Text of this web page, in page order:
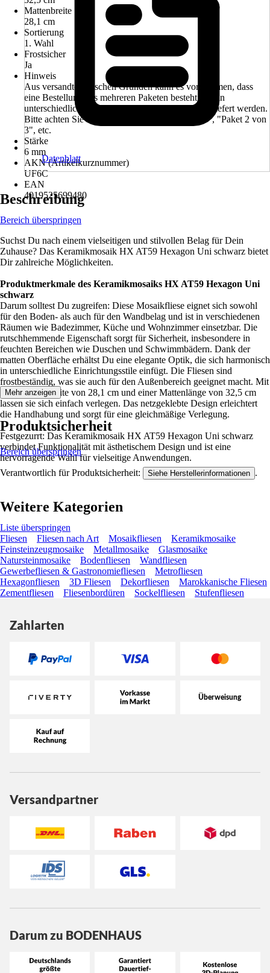
Mattenbreite
28,1 cm
Sortierung
1. Wahl
Frostsicher
Ja
Hinweis
Aus versandtechnischen Gründen kann es vorkommen, dass
eine Bestellung aus mehreren Paketen besteht, die an
unterschiedlichen Tagen (1-2 Tage Versatz) ausgeliefert werden.
Bitte achten Sie auf den Hinweis "Paket 1 von 3", "Paket 2 von
3", etc.
Stärke
6 mm
AKN (Artikelkurznummer)
UF6C
EAN
4019525699480
Datenblatt
Beschreibung
Bereich überspringen
Suchst Du nach einem vielseitigen und stilvollen Belag für Dein
Zuhause? Das Keramikmosaik HX AT59 Hexagon Uni schwarz bietet
Dir zahlreiche Möglichkeiten.
Produktmerkmale des Keramikmosaiks HX AT59 Hexagon Uni
schwarz
Darum solltest Du zugreifen: Diese Mosaikfliese eignet sich sowohl
für den Boden- als auch für den Wandbelag und ist in verschiedenen
Räumen wie Badezimmer, Küche und Wohnzimmer einsetzbar. Die
rutschhemmende Eigenschaft sorgt für Sicherheit, insbesondere in
feuchten Bereichen wie Duschen und Schwimmbädern. Dank der
matten Oberfläche erhältst Du eine elegante Optik, die sich harmonisch
in unterschiedliche Einrichtungsstile einfügt. Die Fliesen sind
frostbeständig, was sie auch für den Außenbereich geeignet macht. Mit
einer Mattenbreite von 28,1 cm und einer Mattenlänge von 32,5 cm
lassen sie sich einfach verlegen. Das netzgeklebte Design erleichtert
die Handhabung und sorgt für eine gleichmäßige Verlegung.
Festgezurrt: Das Keramikmosaik HX AT59 Hexagon Uni schwarz
verbindet Funktionalität mit ästhetischem Design und ist eine
hervorragende Wahl für vielseitige Anwendungen.
Mehr anzeigen
Produktsicherheit
Bereich überspringen
Verantwortlich für Produktsicherheit: Siehe Herstellerinformationen .
Weitere Kategorien
Liste überspringen
Fliesen
Fliesen nach Art Mosaikfliesen
Keramikmosaike
Feinsteinzeugmosaike
Metallmosaike
Glasmosaike
Natursteinmosaike
Bodenfliesen
Wandfliesen
Gewerbefliesen & Gastronomiefliesen
Metrofliesen
Hexagonfliesen
3D Fliesen Dekorfliesen
Marokkanische Fliesen
Zementfliesen
Fliesenbordüren Sockelfliesen Stufenfliesen
Zahlarten
Versandpartner
Darum zu BODENHAUS